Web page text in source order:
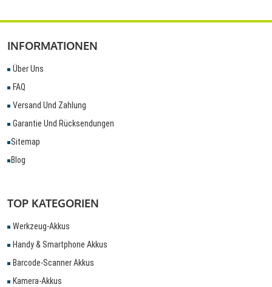
INFORMATIONEN
Über Uns
FAQ
Versand Und Zahlung
Garantie Und Rücksendungen
Sitemap
Blog
TOP KATEGORIEN
Werkzeug-Akkus
Handy & Smartphone Akkus
Barcode-Scanner Akkus
Kamera-Akkus